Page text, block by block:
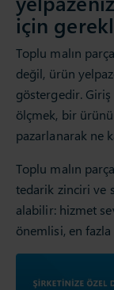
için
Toplu malın
değil, ürün
göstergedir. Giriş
ölçmek, bir
pazarlanarak ne
Toplu malın
tedarik zinciri ve
alabilir: hizmet
önemlisi, en